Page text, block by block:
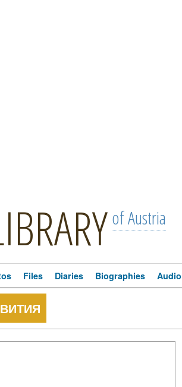
of Austria
Files Diaries Biographies Audio